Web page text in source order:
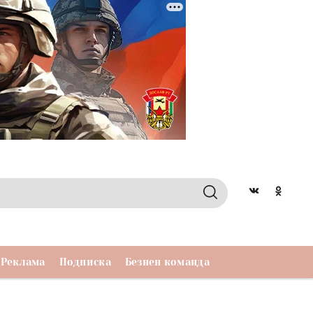
Реклама Подписка Безнен команда